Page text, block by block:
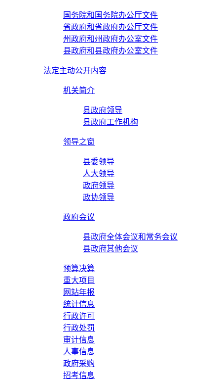
国务院和国务院办公厅文件
省政府和省政府办公厅文件
州政府和州政府办公室文件
县政府和县政府办公室文件
法定主动公开内容
机关简介
县政府领导
县政府工作机构
领导之窗
县委领导
人大领导
政府领导
政协领导
政府会议
县政府全体会议和常务会议
县政府其他会议
预算决算
重大项目
网站年报
统计信息
行政许可
行政处罚
审计信息
人事信息
政府采购
招考信息